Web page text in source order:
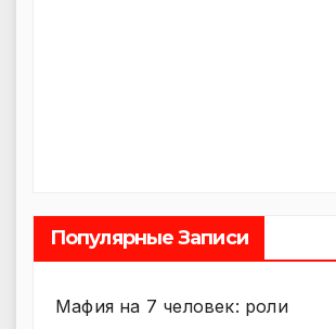
Популярные Записи
Мафия на 7 человек: роли